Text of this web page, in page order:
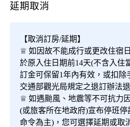
延期取消
【取消訂房/延期】
♕ 如因故不能成行或更改住宿
於原入住日期前14天(不含入住
訂金可保留1年內有效，或扣除
交通部觀光局規定之退訂辦法退
♕ 如遇颱風、地震等不可抗力
(或旅客所在地政府)宣布停班
命令為主)，您可選擇延期或取